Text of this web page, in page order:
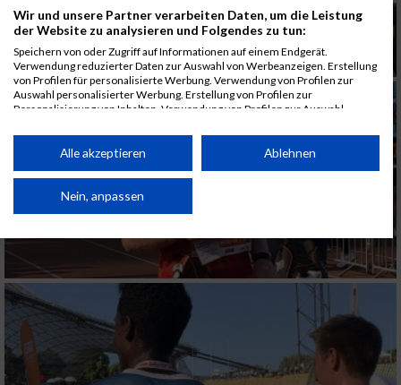
Wir und unsere Partner verarbeiten Daten, um die Leistung
der Website zu analysieren und Folgendes zu tun:
Speichern von oder Zugriff auf Informationen auf einem Endgerät.
Verwendung reduzierter Daten zur Auswahl von Werbeanzeigen. Erstellung
von Profilen für personalisierte Werbung. Verwendung von Profilen zur
Auswahl personalisierter Werbung. Erstellung von Profilen zur
Personalisierung von Inhalten. Verwendung von Profilen zur Auswahl
Performance von Inhalten. Analyse von Zielgruppen durch Statistiken oder
Kombinationen von Daten aus verschiedenen Quellen. Entwicklung und
von Inhalten.
Daten können außerhalb der Europäischen Union weitergegeben und in die
Website/App.
Partnerliste anzeigen (1 IAB-Anbieter)
Wir nutzen Ihre Daten für folgende Zwecke:
IAB-Verarbeitungszwecke:
Speichern von oder Zugriff auf Informationen
auf einem Endgerät
Alle akzeptieren Ablehnen
Nein, anpassen